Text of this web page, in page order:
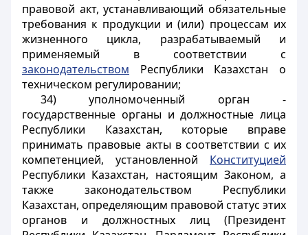
правовой акт, устанавливающий обязательные
требования к продукции и (или) процессам их
жизненного цикла, разрабатываемый и
применяемый в соответствии с
законодательством Республики Казахстан о
техническом регулировании;
34) уполномоченный орган -
государственные органы и должностные лица
Республики Казахстан, которые вправе
принимать правовые акты в соответствии с их
компетенцией, установленной Конституцией
Республики Казахстан, настоящим Законом, а
также законодательством Республики
Казахстан, определяющим правовой статус этих
органов и должностных лиц (Президент